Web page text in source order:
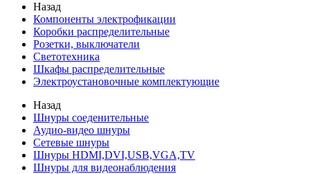
Назад
Компоненты электрофикации
Коробки распределительные
Розетки, выключатели
Светотехника
Шкафы распределительные
Электроустановочные комплектующие
Назад
Шнуры соеденительные
Аудио-видео шнуры
Сетевые шнуры
Шнуры HDMI,DVI,USB,VGA,TV
Шнуры для видеонаблюдения